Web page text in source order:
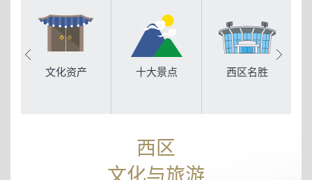
文化资产 十大景点 西区名胜
西区
文化与旅游